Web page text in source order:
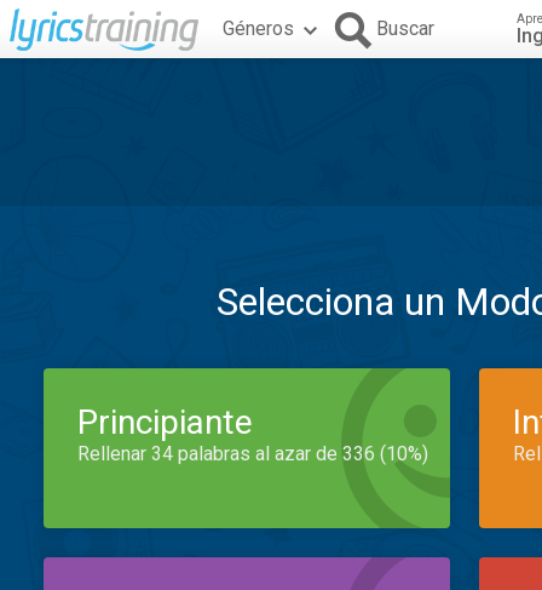
Géneros Buscar
Selecciona un
Principiante
Rellenar 34 palabras al azar de 336 (10%)